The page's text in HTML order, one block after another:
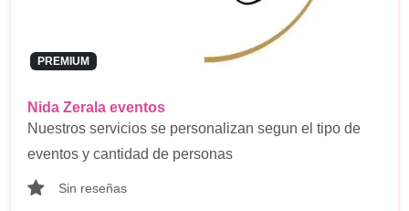
PREMIUM
Nida Zerala eventos
Nuestros servicios se personalizan segun el tipo de
eventos y cantidad de personas
Sin reseñas